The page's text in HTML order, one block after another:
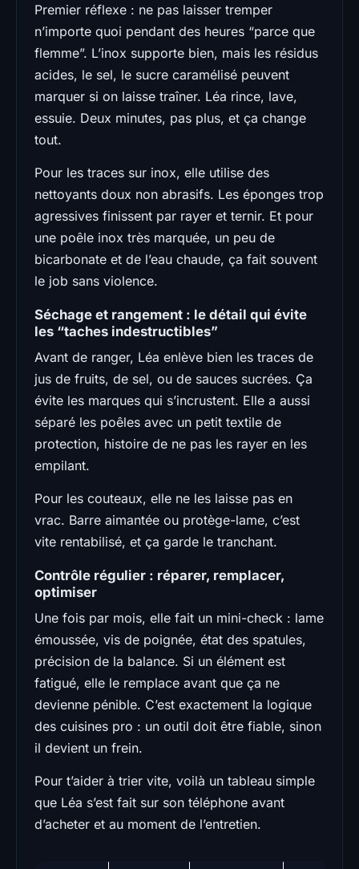
Premier réflexe : ne pas laisser tremper
n’importe quoi pendant des heures “parce que
flemme”. L’inox supporte bien, mais les résidus
acides, le sel, le sucre caramélisé peuvent
marquer si on laisse traîner. Léa rince, lave,
essuie. Deux minutes, pas plus, et ça change
tout.
Pour les traces sur inox, elle utilise des
nettoyants doux non abrasifs. Les éponges trop
agressives finissent par rayer et ternir. Et pour
une poêle inox très marquée, un peu de
bicarbonate et de l’eau chaude, ça fait souvent
le job sans violence.
Séchage et rangement : le détail qui évite
les “taches indestructibles”
Avant de ranger, Léa enlève bien les traces de
jus de fruits, de sel, ou de sauces sucrées. Ça
évite les marques qui s’incrustent. Elle a aussi
séparé les poêles avec un petit textile de
protection, histoire de ne pas les rayer en les
empilant.
Pour les couteaux, elle ne les laisse pas en
vrac. Barre aimantée ou protège-lame, c’est
vite rentabilisé, et ça garde le tranchant.
Contrôle régulier : réparer, remplacer,
optimiser
Une fois par mois, elle fait un mini-check : lame
émoussée, vis de poignée, état des spatules,
précision de la balance. Si un élément est
fatigué, elle le remplace avant que ça ne
devienne pénible. C’est exactement la logique
des cuisines pro : un outil doit être fiable, sinon
il devient un frein.
Pour t’aider à trier vite, voilà un tableau simple
que Léa s’est fait sur son téléphone avant
d’acheter et au moment de l’entretien.